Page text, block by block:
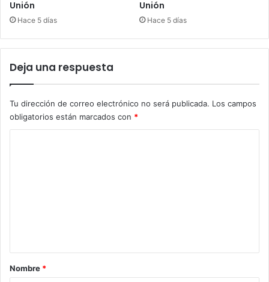
Unión
Hace 5 días
Unión
Hace 5 días
Deja una respuesta
Tu dirección de correo electrónico no será publicada. Los campos
obligatorios están marcados con *
rNombre *